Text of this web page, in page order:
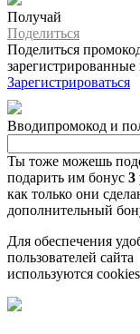
Получай
Поделиться
Поделиться
зарегистрированные
Зарегистрироваться
Вводипромокод и
Ты тоже можешь
подарить им бонус 3
как только они
дополнительный
Для обеспечения
пользователей сайта
используются cookies